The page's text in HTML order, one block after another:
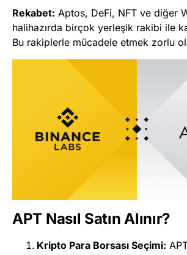
Rekabet: Aptos, DeFi, NFT ve diğer
halihazırda birçok yerleşik rakibi ile
Bu rakiplerle mücadele etmek zorlu
APT Nasıl Satın Alınır?
Kripto Para Borsası Seçimi: